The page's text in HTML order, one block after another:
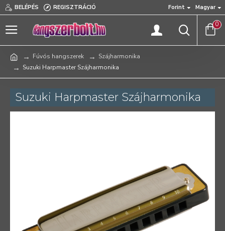
BELÉPÉS REGISZTRÁCIÓ Forint Magyar
0
Fúvós hangszerek
Szájharmonika
Suzuki Harpmaster Szájharmonika
Suzuki Harpmaster Szájharmonika